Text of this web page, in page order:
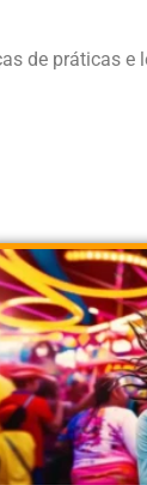
de práticas